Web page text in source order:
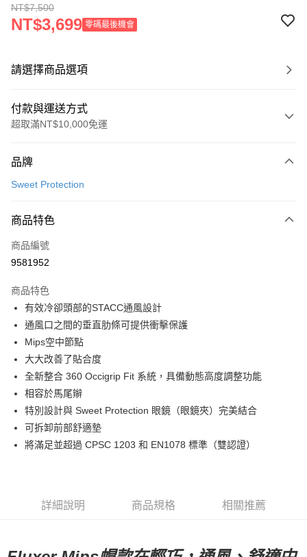
NT$7,500
NT$3,699 零碼最後機會
請選擇商品選項
付款與運送方式
超取滿NT$10,000免運
信用卡一次付款
LINE Pay
Apple Pay
運送方式
全家店到店
每筆NT$80，滿NT$10,000(含以上)免運費
付款後全家取貨
每筆NT$80，滿NT$10,000(含以上)免運費
7-11店到店
每筆NT$80，滿NT$10,000(含以上)免運費
品牌
Sweet Protection
商品特色
商品編號
9581952
商品特色
有效冷卻頭部的STACC通風設計
通風口之間的垂直肋條可提供衝擊保護
Mips空中節點
大大改善了貼合度
全新整合 360 Occigrip Fit 系統，具備動態高度調整功能
相容於馬尾辮
特別設計與 Sweet Protection 眼鏡（眼鏡夾）完美結合
可拆卸前部舒適墊
將滿足並超過 CPSC 1203 和 EN1078 標準（雙認證）
詳細說明 商品規格 相關推薦